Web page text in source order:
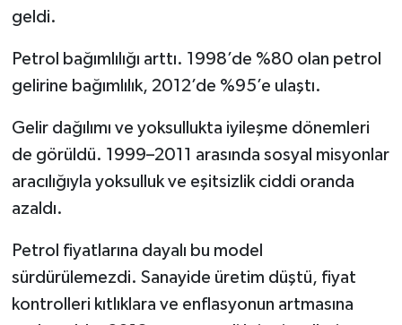
geldi.
Petrol bağımlılığı arttı. 1998’de %80 olan petrol
gelirine bağımlılık, 2012’de %95’e ulaştı.
Gelir dağılımı ve yoksullukta iyileşme dönemleri
de görüldü. 1999–2011 arasında sosyal misyonlar
aracılığıyla yoksulluk ve eşitsizlik ciddi oranda
azaldı.
Petrol fiyatlarına dayalı bu model
sürdürülemezdi. Sanayide üretim düştü, fiyat
kontrolleri kıtlıklara ve enflasyonun artmasına